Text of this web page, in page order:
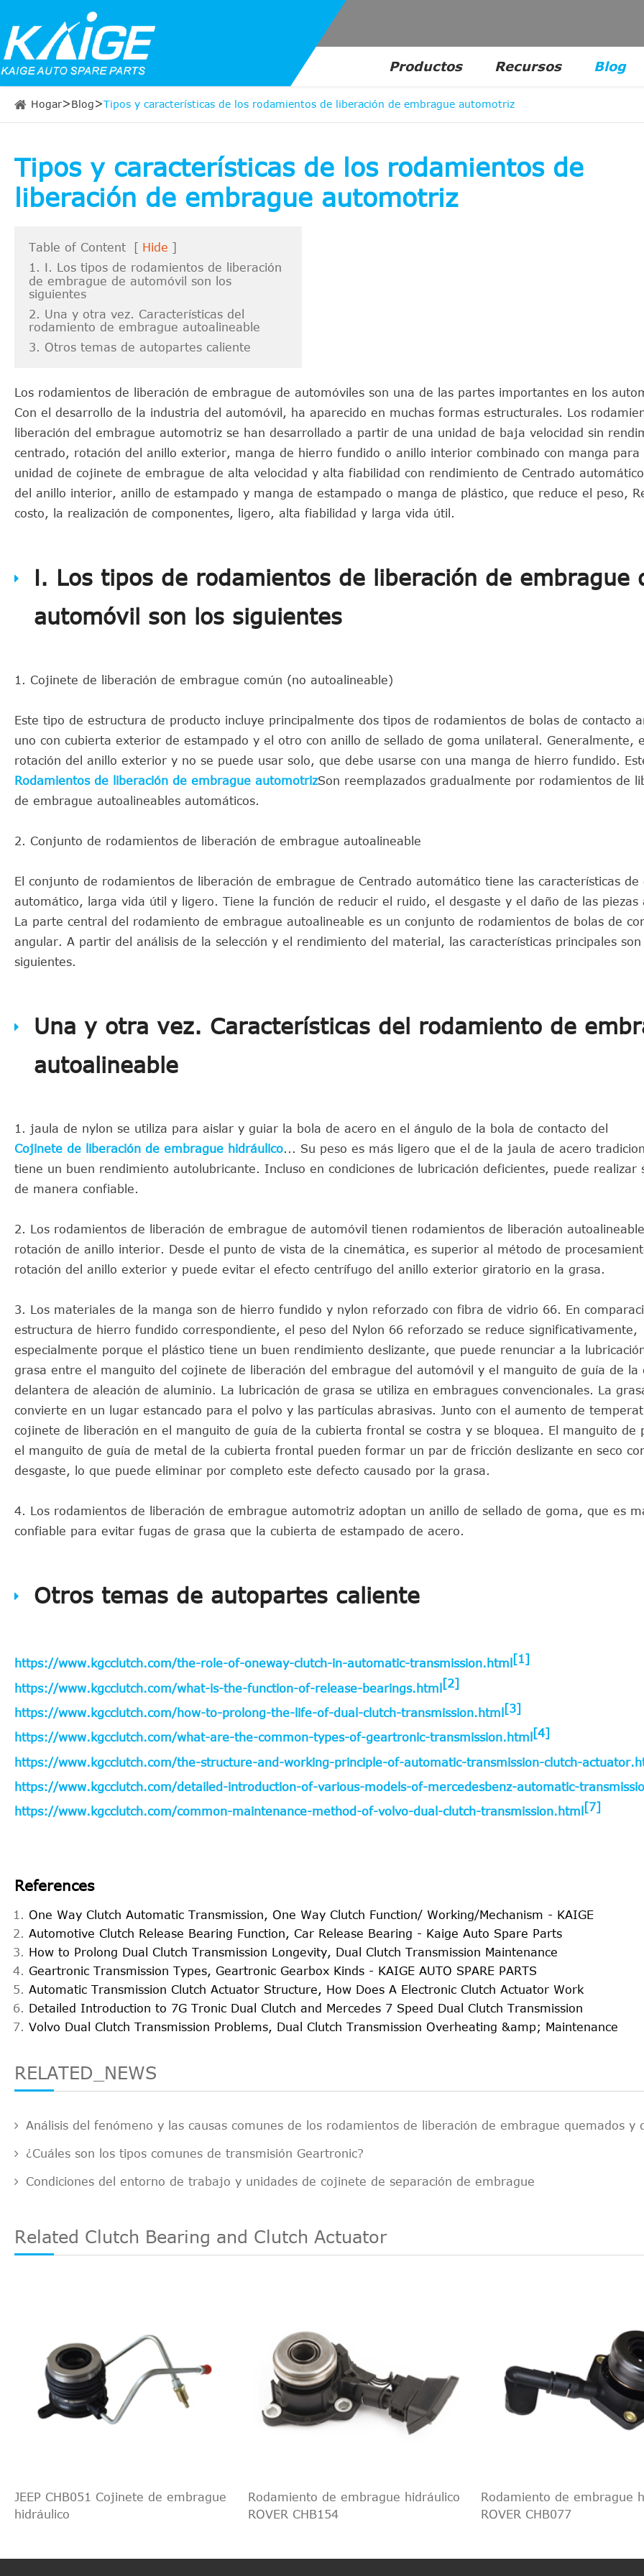
Productos Recursos Blog
Hogar Blog Tipos y características de los rodamientos de liberación de embrague automotriz
Tipos y características de los rodamientos de
liberación de embrague automotriz
Table of Content [ Hide ]
1. Ⅰ. Los tipos de rodamientos de liberación
de embrague de automóvil son los
siguientes
2. Una y otra vez. Características del
rodamiento de embrague autoalineable
3. Otros temas de autopartes caliente
Los rodamientos de liberación de embrague de automóviles son una de las partes importantes en los
Con el desarrollo de la industria del automóvil, ha aparecido en muchas formas estructurales. Los
liberación del embrague automotriz se han desarrollado a partir de una unidad de baja velocidad sin
centrado, rotación del anillo exterior, manga de hierro fundido o anillo interior combinado con manga para
unidad de cojinete de embrague de alta velocidad y alta fiabilidad con rendimiento de Centrado
del anillo interior, anillo de estampado y manga de estampado o manga de plástico, que reduce el peso,
costo, la realización de componentes, ligero, alta fiabilidad y larga vida útil.
Ⅰ. Los tipos de rodamientos de liberación de embrague
automóvil son los siguientes
1. Cojinete de liberación de embrague común (no autoalineable)
Este tipo de estructura de producto incluye principalmente dos tipos de rodamientos de bolas de contacto
uno con cubierta exterior de estampado y el otro con anillo de sellado de goma unilateral. Generalmente,
rotación del anillo exterior y no se puede usar solo, que debe usarse con una manga de hierro fundido.
Rodamientos de liberación de embrague automotrizSon reemplazados gradualmente por rodamientos de
de embrague autoalineables automáticos.
2. Conjunto de rodamientos de liberación de embrague autoalineable
El conjunto de rodamientos de liberación de embrague de Centrado automático tiene las características de
automático, larga vida útil y ligero. Tiene la función de reducir el ruido, el desgaste y el daño de las piezas
La parte central del rodamiento de embrague autoalineable es un conjunto de rodamientos de bolas de
angular. A partir del análisis de la selección y el rendimiento del material, las características principales son
siguientes.
Una y otra vez. Características del rodamiento de
autoalineable
1. jaula de nylon se utiliza para aislar y guiar la bola de acero en el ángulo de la bola de contacto del
Cojinete de liberación de embrague hidráulico... Su peso es más ligero que el de la jaula de acero
tiene un buen rendimiento autolubricante. Incluso en condiciones de lubricación deficientes, puede realizar
de manera confiable.
2. Los rodamientos de liberación de embrague de automóvil tienen rodamientos de liberación
rotación de anillo interior. Desde el punto de vista de la cinemática, es superior al método de
rotación del anillo exterior y puede evitar el efecto centrífugo del anillo exterior giratorio en la grasa.
3. Los materiales de la manga son de hierro fundido y nylon reforzado con fibra de vidrio 66. En
estructura de hierro fundido correspondiente, el peso del Nylon 66 reforzado se reduce significativamente,
especialmente porque el plástico tiene un buen rendimiento deslizante, que puede renunciar a la
grasa entre el manguito del cojinete de liberación del embrague del automóvil y el manguito de guía de la
delantera de aleación de aluminio. La lubricación de grasa se utiliza en embragues convencionales. La
convierte en un lugar estancado para el polvo y las partículas abrasivas. Junto con el aumento de
cojinete de liberación en el manguito de guía de la cubierta frontal se costra y se bloquea. El manguito de
el manguito de guía de metal de la cubierta frontal pueden formar un par de fricción deslizante en seco
desgaste, lo que puede eliminar por completo este defecto causado por la grasa.
4. Los rodamientos de liberación de embrague automotriz adoptan un anillo de sellado de goma, que es
confiable para evitar fugas de grasa que la cubierta de estampado de acero.
Otros temas de autopartes caliente
https://www.kgcclutch.com/the-role-of-oneway-clutch-in-automatic-transmission.html [1]
https://www.kgcclutch.com/what-is-the-function-of-release-bearings.html [2]
https://www.kgcclutch.com/how-to-prolong-the-life-of-dual-clutch-transmission.html [3]
https://www.kgcclutch.com/what-are-the-common-types-of-geartronic-transmission.html [4]
https://www.kgcclutch.com/the-structure-and-working-principle-of-automatic-transmission-clutch-
https://www.kgcclutch.com/detailed-introduction-of-various-models-of-mercedesbenz-automatic-
https://www.kgcclutch.com/common-maintenance-method-of-volvo-dual-clutch-transmission.html [7]
References
One Way Clutch Automatic Transmission, One Way Clutch Function/ Working/Mechanism - KAIGE
Automotive Clutch Release Bearing Function, Car Release Bearing - Kaige Auto Spare Parts
How to Prolong Dual Clutch Transmission Longevity, Dual Clutch Transmission Maintenance
Geartronic Transmission Types, Geartronic Gearbox Kinds - KAIGE AUTO SPARE PARTS
Automatic Transmission Clutch Actuator Structure, How Does A Electronic Clutch Actuator Work
Detailed Introduction to 7G Tronic Dual Clutch and Mercedes 7 Speed Dual Clutch Transmission
Volvo Dual Clutch Transmission Problems, Dual Clutch Transmission Overheating &amp; Maintenance
RELATED_NEWS
Análisis del fenómeno y las causas comunes de los rodamientos de liberación de embrague quemados y
¿Cuáles son los tipos comunes de transmisión Geartronic?
Condiciones del entorno de trabajo y unidades de cojinete de separación de embrague
Related Clutch Bearing and Clutch Actuator
JEEP CHB051 Cojinete de embrague
hidráulico
Rodamiento de embrague hidráulico
ROVER CHB154
Rodamiento de embrague
ROVER CHB077